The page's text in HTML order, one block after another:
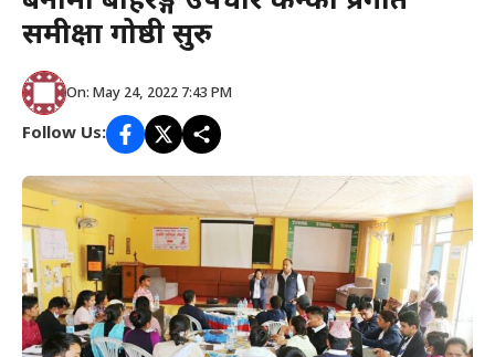
समीक्षा गोष्ठी सुरु
On: May 24, 2022 7:43 PM
Follow Us: